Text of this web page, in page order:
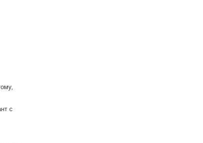
с